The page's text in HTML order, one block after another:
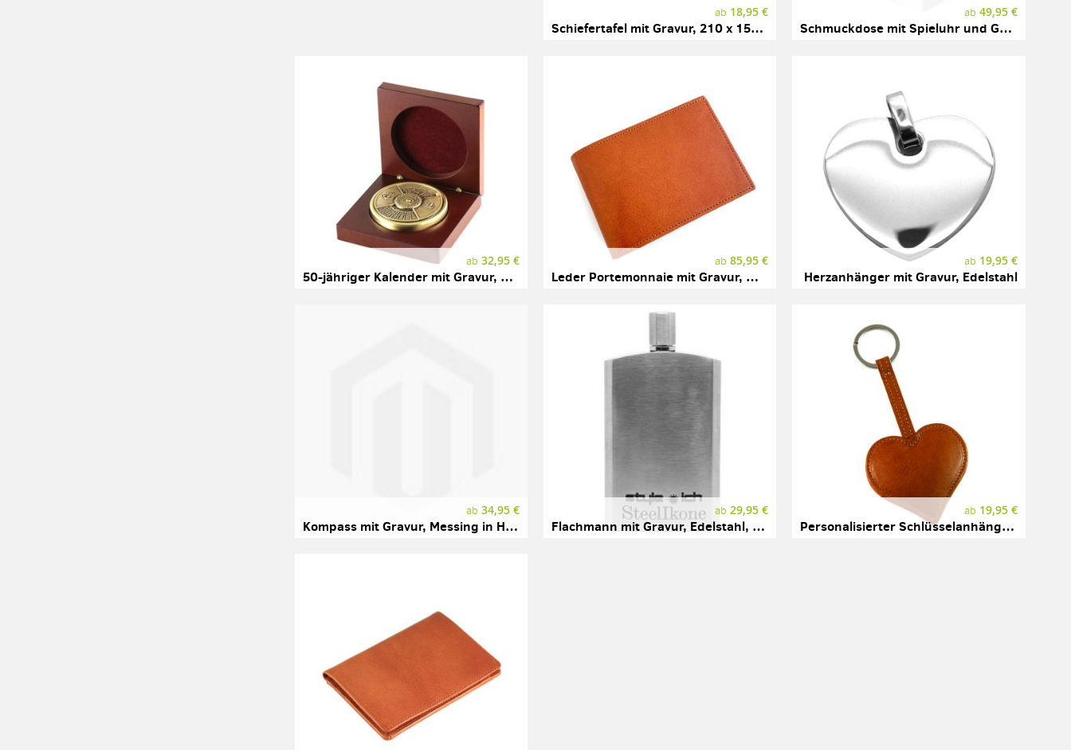
ab 18,95 €
Schiefertafel mit Gravur, 210 x 150 mm
ab 49,95 €
Schmuckdose mit Spieluhr und Gravur, Herzform, silber
ab 32,95 €
50-jähriger Kalender mit Gravur, Holzbox
ab 85,95 €
Leder Portemonnaie mit Gravur, Marke SONNENLEDER, Modell NAHE
ab 19,95 €
Herzanhänger mit Gravur, Edelstahl
ab 34,95 €
Kompass mit Gravur, Messing in Holzbox
ab 29,95 €
Flachmann mit Gravur, Edelstahl, Relags, Modell Brush
ab 19,95 €
Personalisierter Schlüsselanhänger "Herz" mit Gravur, aus Naturleder